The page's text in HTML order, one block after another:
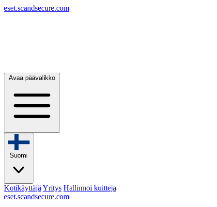
eset.scandsecure.com
Avaa päävalikko
Suomi
Kotikäyttäjä Yritys Hallinnoi kuitteja
eset.scandsecure.com